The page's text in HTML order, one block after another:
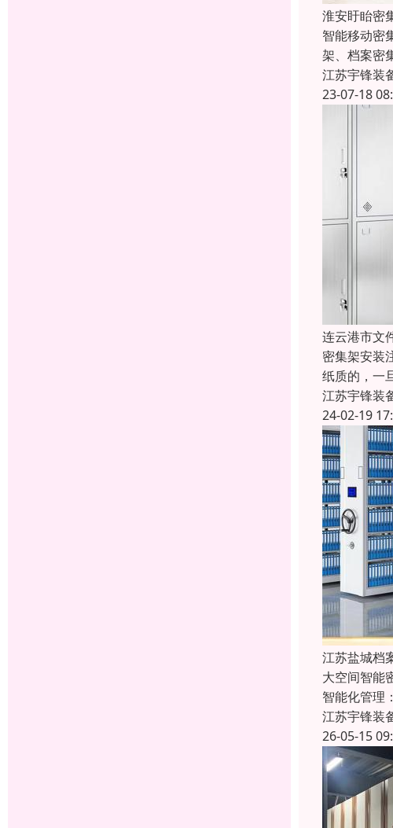
淮安盱眙密
智能移动密
架、档案密
江苏宇锋装
23-07-18
连云港市文
密集架安装
纸质的，一
江苏宇锋装
24-02-19
江苏盐城档
大空间智能
智能化管理
江苏宇锋装
26-05-15